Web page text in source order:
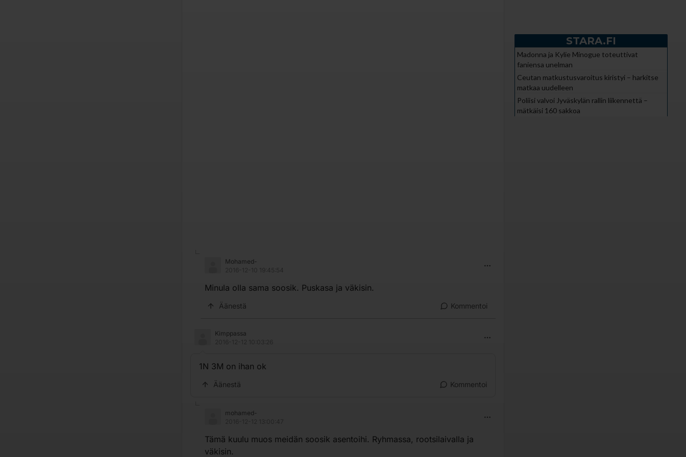
Mohamed-
Minula olla sama soosik. Puskasa ja väkisin.
Äänestä Kommentoi
Kimppassa
1N 3M on ihan ok
Äänestä Kommentoi
mohamed-
Tämä kuulu muos meidän soosik asentoihi. Ryhmassa, rootsilaivalla ja
väkisin.
STARA.FI
Madonna ja Kylie Minogue toteuttivat
faniensa unelman
Ceutan matkustusvaroitus kiristyi – harkitse
matkaa uudelleen
Poliisi valvoi Jyväskylän rallin liikennettä –
mätkäisi 160 sakkoa